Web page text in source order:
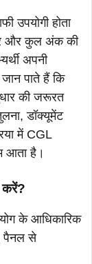
उपयोगी होता
और कुल अंक की
अपनी
पाते हैं कि
की जरूरत
डॉक्यूमेंट
में CGL
आता है।
करें?
के आधिकारिक
पैनल से